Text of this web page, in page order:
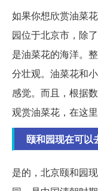
如果你想欣赏油菜
园位于北京市，除
是油菜花的海洋。
分壮观。油菜花和
感觉。而且，根据
观赏油菜花，在这
颐和园现在可以
是的，北京颐和园